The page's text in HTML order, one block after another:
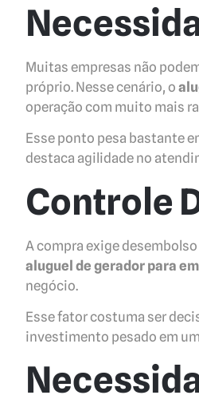
Muitas empresas não
próprio. Nesse cenário, o
operação com muito mais
Esse ponto pesa bastante
destaca agilidade no
Controle
A compra exige
aluguel de gerador para
negócio.
Esse fator costuma ser
investimento pesado em